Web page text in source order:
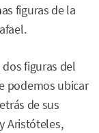
figuras de la
figuras del
podemos ubicar
de sus
Aristóteles,